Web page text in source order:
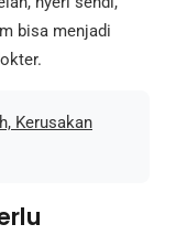
bisa menjadi
Kerusakan